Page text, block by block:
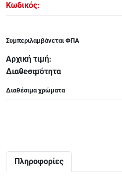
Κωδικός:
Συμπεριλαμβάνεται ΦΠΑ
Αρχική τιμή:
Διαθεσιμότητα
Διαθέσιμα χρώματα
Πληροφορίες
ΤΕΤΡΑΔΙΑ-DVD-CD